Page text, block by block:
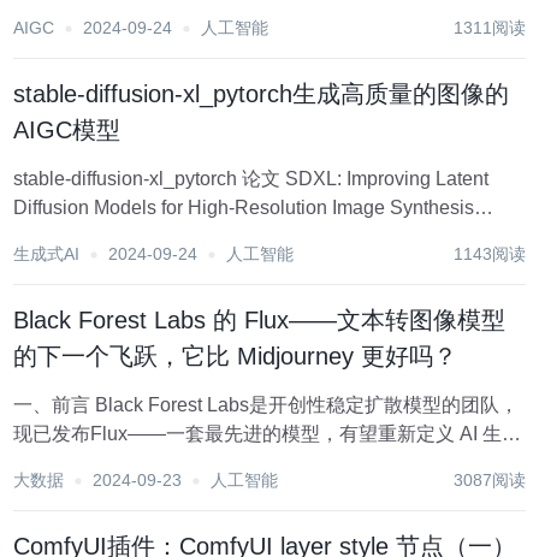
AIGC 2024-09-24 人工智能 1311阅读
stable-diffusion-xl_pytorch生成高质量的图像的
AIGC模型
stable-diffusion-xl_pytorch 论文 SDXL: Improving Latent
Diffusion Models for High-Resolution Image Synthesis
生成式AI 2024-09-24 人工智能 1143阅读
Black Forest Labs 的 Flux——文本转图像模型
的下一个飞跃，它比 Midjourney 更好吗？
一、前言 Black Forest Labs是开创性稳定扩散模型的团队，
现已发布Flux——一套最先进的模型，有望重新定义 AI 生成
Midjourney 等行业领导者相比如何？让我们深入...
大数据 2024-09-23 人工智能 3087阅读
ComfyUI插件：ComfyUI layer style 节点（一）